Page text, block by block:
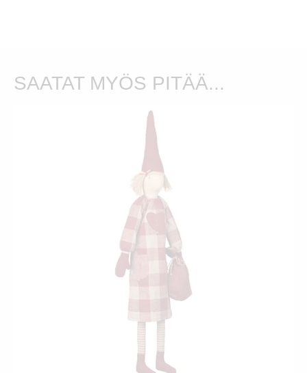
SAATAT MYÖS PITÄÄ...